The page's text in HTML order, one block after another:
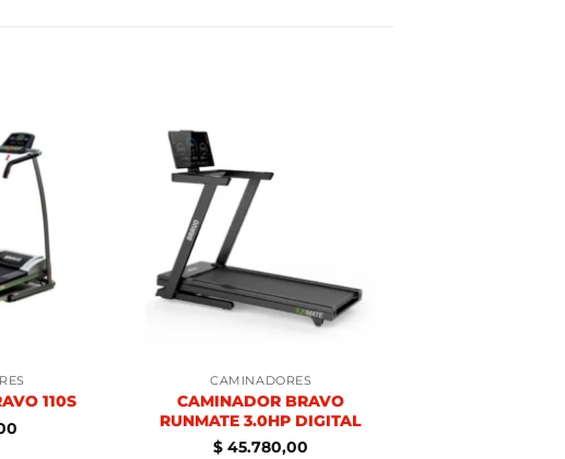
110S
CAMINADORES
CAMINADOR BRAVO
RUNMATE 3.0HP DIGITAL
$ 45.780,00